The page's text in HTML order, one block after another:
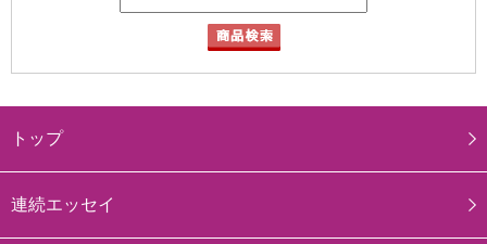
トップ
連続エッセイ